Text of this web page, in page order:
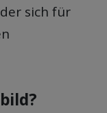
sich für